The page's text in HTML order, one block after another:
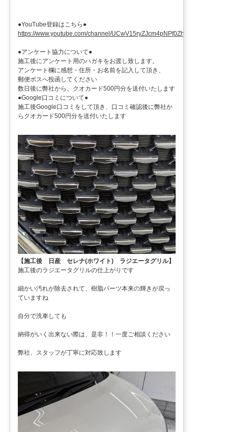
●YouTube登録はこちら●
https://www.youtube.com/channel/UCwV15ryZJcm4pNPf0ZhXu9g
●アンケート協力について●
施工後にアンケート用のハガキをお渡し致します。
アンケート欄に感想・住所・お名前を記入して頂き、
郵便ポスへ投函してください
数日後に弊社から、クオカード500円分を送付いたします
●Google口コミについて●
施工後Google口コミをして頂き、口コミ確認後に弊社か
らクオカード500円分を送付いたします
【施工後 日産 セレナ(ホワイト) ラジエータグリル】
施工後のラジエータグリルの仕上がりです
細かい汚れが除去されて、樹脂パーツ本来の輝きが戻っ
ていますね
自分で洗車しても
納得がいく出来ない際は、是非！！一度ご相談ください
弊社、スタッフが丁寧に対応致します